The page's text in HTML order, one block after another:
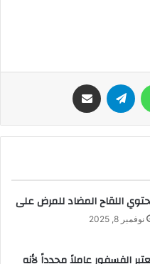
واتساب تيلقرام
اللقاح المضاد للمرض على
نوفمبر 8, 2025